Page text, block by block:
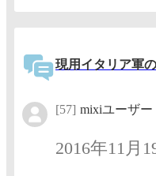
現用イタリア軍
[57] mixiユーザー
2016年11月